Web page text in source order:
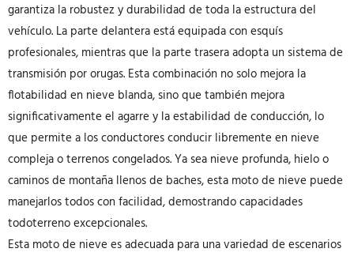
garantiza la robustez y durabilidad de toda la estructura del
vehículo. La parte delantera está equipada con esquís
profesionales, mientras que la parte trasera adopta un sistema de
transmisión por orugas. Esta combinación no solo mejora la
flotabilidad en nieve blanda, sino que también mejora
significativamente el agarre y la estabilidad de conducción, lo
que permite a los conductores conducir libremente en nieve
compleja o terrenos congelados. Ya sea nieve profunda, hielo o
caminos de montaña llenos de baches, esta moto de nieve puede
manejarlos todos con facilidad, demostrando capacidades
todoterreno excepcionales.
Esta moto de nieve es adecuada para una variedad de escenarios